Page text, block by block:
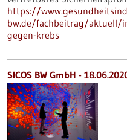
https://
bw.de/fachbeitrag/aktuell/
gegen-krebs
SICOS BW GmbH -